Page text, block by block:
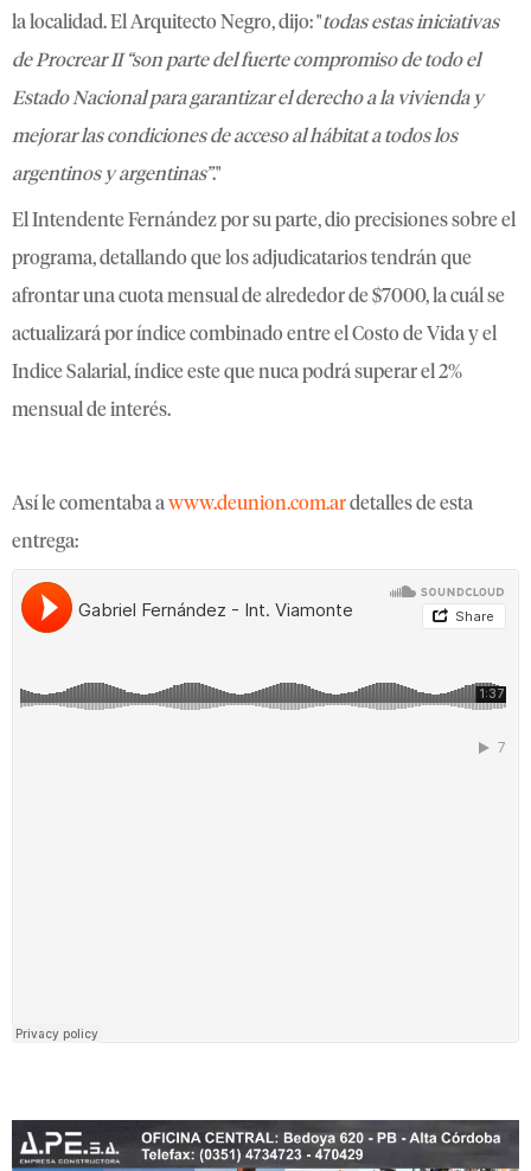
la localidad. El Arquitecto Negro, dijo: "todas estas iniciativas
de Procrear II “son parte del fuerte compromiso de todo el
Estado Nacional para garantizar el derecho a la vivienda y
mejorar las condiciones de acceso al hábitat a todos los
argentinos y argentinas”."
El Intendente Fernández por su parte, dio precisiones sobre el
programa, detallando que los adjudicatarios tendrán que
afrontar una cuota mensual de alrededor de $7000, la cuál se
actualizará por índice combinado entre el Costo de Vida y el
Indice Salarial, índice este que nuca podrá superar el 2%
mensual de interés.
Así le comentaba a www.deunion.com.ardetalles de esta
entrega: